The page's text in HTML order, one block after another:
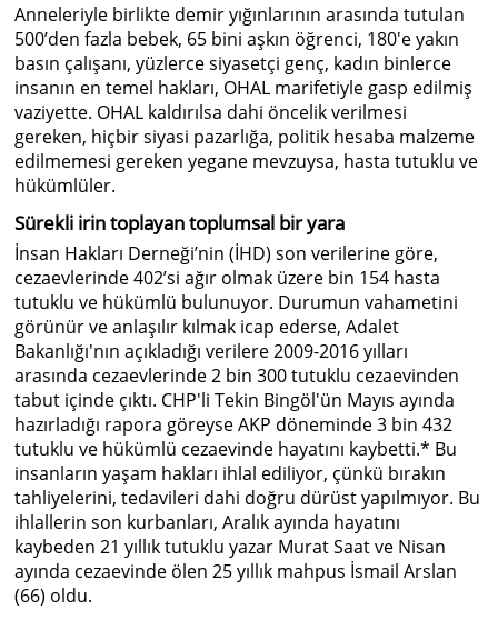
Anneleriyle birlikte demir yığınlarının arasında tutulan
500’den fazla bebek, 65 bini aşkın öğrenci, 180'e yakın
basın çalışanı, yüzlerce siyasetçi genç, kadın binlerce
insanın en temel hakları, OHAL marifetiyle gasp edilmiş
vaziyette. OHAL kaldırılsa dahi öncelik verilmesi
gereken, hiçbir siyasi pazarlığa, politik hesaba malzeme
edilmemesi gereken yegane mevzuysa, hasta tutuklu ve
hükümlüler.
Sürekli irin toplayan toplumsal bir yara
İnsan Hakları Derneği’nin (İHD) son verilerine göre,
cezaevlerinde 402’si ağır olmak üzere bin 154 hasta
tutuklu ve hükümlü bulunuyor. Durumun vahametini
görünür ve anlaşılır kılmak icap ederse, Adalet
Bakanlığı'nın açıkladığı verilere 2009-2016 yılları
arasında cezaevlerinde 2 bin 300 tutuklu cezaevinden
tabut içinde çıktı. CHP'li Tekin Bingöl'ün Mayıs ayında
hazırladığı rapora göreyse AKP döneminde 3 bin 432
tutuklu ve hükümlü cezaevinde hayatını kaybetti.* Bu
insanların yaşam hakları ihlal ediliyor, çünkü bırakın
tahliyelerini, tedavileri dahi doğru dürüst yapılmıyor. Bu
ihlallerin son kurbanları, Aralık ayında hayatını
kaybeden 21 yıllık tutuklu yazar Murat Saat ve Nisan
ayında cezaevinde ölen 25 yıllık mahpus İsmail Arslan
(66) oldu.